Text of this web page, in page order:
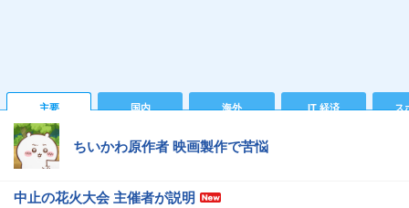
主要 国内 海外 IT 経済 ス
ちいかわ原作者 映画製作で苦悩
中止の花火大会 主催者が説明